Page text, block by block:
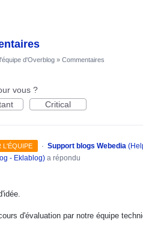
d'Overblog » Commentaires
vous ?
Critical
L'ÉQUIPE · Support blogs Webedia (
- Eklablog) a répondu
d'évaluation par notre équipe